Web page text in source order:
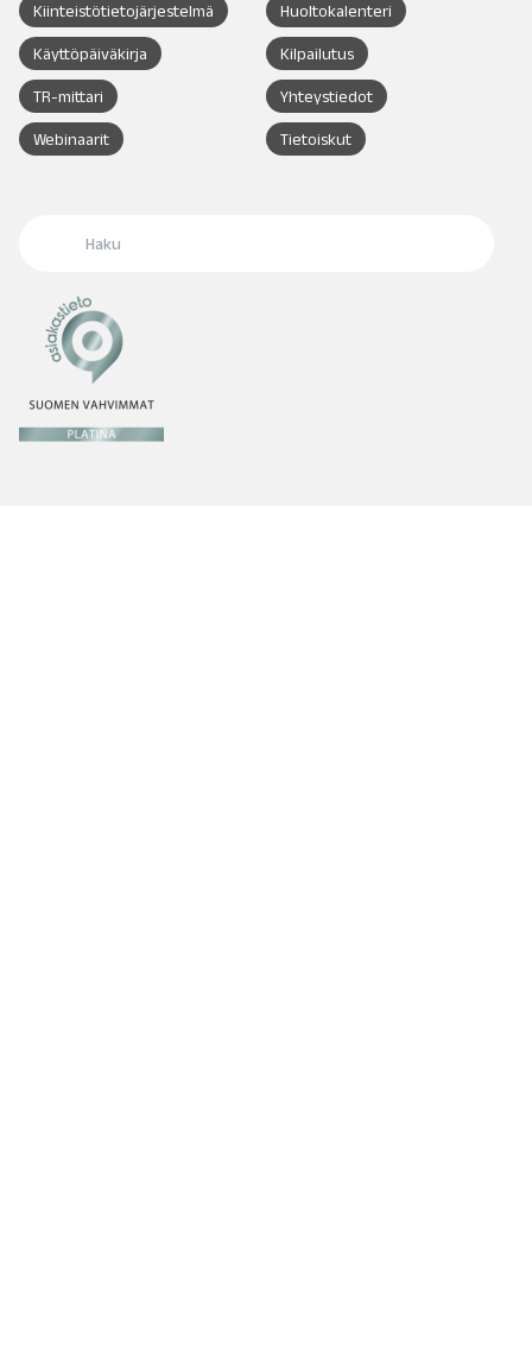
Kiinteistötietojärjestelmä Huoltokalenteri
Käyttöpäiväkirja Kilpailutus
TR-mittari Yhteystiedot
Webinaarit Tietoiskut